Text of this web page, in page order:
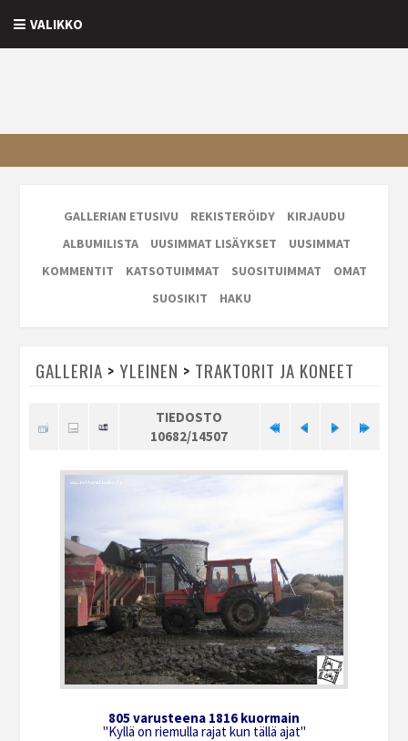
VALIKKO
GALLERIAN ETUSIVU REKISTERÖIDY
KIRJAUDU
ALBUMILISTA
UUSIMMAT LISÄYKSET
UUSIMMAT
KOMMENTIT
KATSOTUIMMAT SUOSITUIMMAT
OMAT
SUOSIKIT
HAKU
GALLERIA > YLEINEN > TRAKTORIT JA KONEET
TIEDOSTO
10682/14507
805 varusteena 1816 kuormain
"Kyllä on riemulla rajat kun tällä ajat"